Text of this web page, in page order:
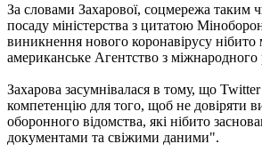
За словами Захарової, соцмережа таким
посаду міністерства з цитатою
виникнення нового коронавірусу
американське Агентство з
Захарова засумнівалася в тому, що
компетенцію для того, щоб не довіряти
оборонного відомства, які нібито
документами та свіжими даними".